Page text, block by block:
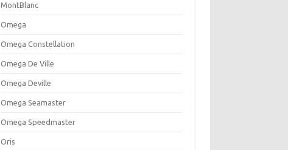
MontBlanc
Omega
Omega Constellation
Omega De Ville
Omega Deville
Omega Seamaster
Omega Speedmaster
Oris